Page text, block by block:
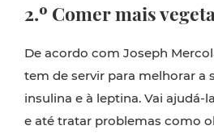
2.º Comer mais
De acordo com Joseph
tem de servir para melhorar a
insulina e à leptina. Vai ajudá-
e até tratar problemas como